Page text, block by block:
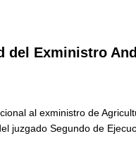
de Abelardo de la Espriella y
que portará Abelardo De
reconocido en el mundo
por presunto lavado de
del Exministro
al exministro de
juzgado Segundo de